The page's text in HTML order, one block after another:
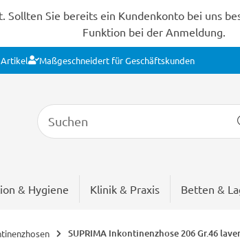
Sie bereits ein Kundenkonto bei uns
Funktion bei der Anmeldung.
Artikel Maßgeschneidert für Geschäftskunden
& Hygiene Klinik & Praxis Betten &
SUPRIMA Inkontinenzhose 206 Gr.46